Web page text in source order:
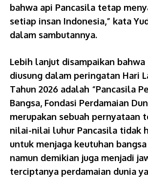
bahwa api Pancasila tetap
setiap insan Indonesia,” kata
dalam sambutannya.
Lebih lanjut disampaikan
diusung dalam peringatan Hari
Tahun 2026 adalah “Pancasila
Bangsa, Fondasi Perdamaian
merupakan sebuah pernyataan
nilai-nilai luhur Pancasila tidak
untuk menjaga keutuhan
namun demikian juga menjadi
terciptanya perdamaian dunia